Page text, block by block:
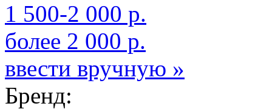
1 500-2 000 р.
более 2 000 р.
ввести вручную »
Бренд: